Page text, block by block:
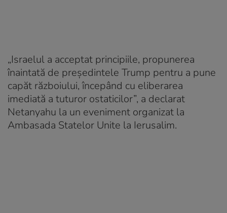
„Israelul a acceptat principiile, propunerea
înaintată de președintele Trump pentru a pune
capăt războiului, începând cu eliberarea
imediată a tuturor ostaticilor”, a declarat
Netanyahu la un eveniment organizat la
Ambasada Statelor Unite la Ierusalim.